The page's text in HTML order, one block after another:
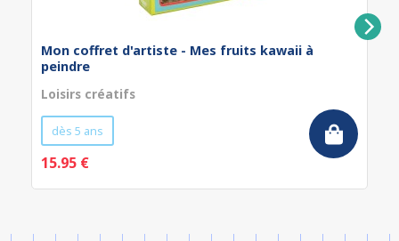
Mon coffret d'artiste - Mes fruits kawaii à
peindre
Loisirs créatifs
dès 5 ans
15.95 €